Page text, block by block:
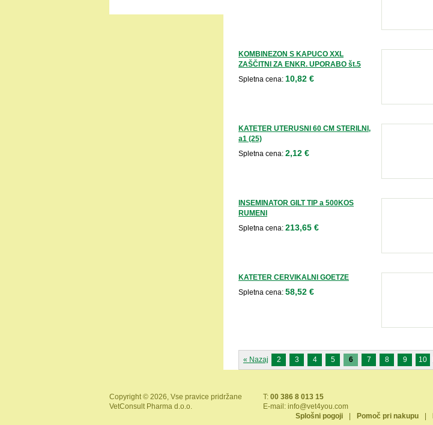
KOMBINEZON S KAPUCO XXL
ZAŠČITNI ZA ENKR. UPORABO št.5
Spletna cena: 10,82 €
KATETER UTERUSNI 60 CM STERILNI,
a1 (25)
Spletna cena: 2,12 €
INSEMINATOR GILT TIP a 500KOS
RUMENI
Spletna cena: 213,65 €
KATETER CERVIKALNI GOETZE
Spletna cena: 58,52 €
« Nazaj 2 3 4 5 6 7 8 9 10
Copyright © 2026, Vse pravice pridržane
VetConsult Pharma d.o.o.
T: 00 386 8 013 15
E-mail: info@vet4you.com
Splošni pogoji
Pomoč pri nakupu